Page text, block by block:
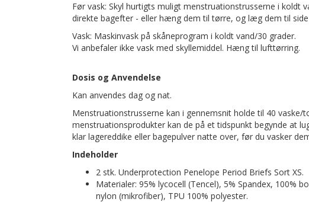
Før vask: Skyl hurtigts muligt menstruationstrusserne i koldt
direkte bagefter - eller hæng dem til tørre, og læg dem til
Vask: Maskinvask på skåneprogram i koldt vand/30 grader.
Vi anbefaler ikke vask med skyllemiddel. Hæng til lufttørring.
Dosis og Anvendelse
Kan anvendes dag og nat.
Menstruationstrusserne kan i gennemsnit holde til 40 vaske/
menstruationsprodukter kan de på et tidspunkt begynde at
klar lagereddike eller bagepulver natte over, før du vasker
Indeholder
2 stk. Underprotection Penelope Period Briefs Sort XS.
Materialer: 95% lycocell (Tencel), 5% Spandex, 100%
nylon (mikrofiber), TPU 100% polyester.